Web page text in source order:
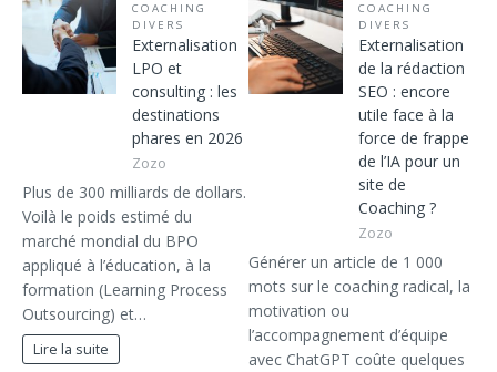
COACHING
DIVERS
Externalisation
LPO et
consulting : les
destinations
phares en 2026
Zozo
Plus de 300 milliards de dollars.
Voilà le poids estimé du
marché mondial du BPO
appliqué à l’éducation, à la
formation (Learning Process
Outsourcing) et…
Lire la suite
COACHING
DIVERS
Externalisation
de la rédaction
SEO : encore
utile face à la
force de frappe
de l’IA pour un
site de
Coaching ?
Zozo
Générer un article de 1 000
mots sur le coaching radical, la
motivation ou
l’accompagnement d’équipe
avec ChatGPT coûte quelques